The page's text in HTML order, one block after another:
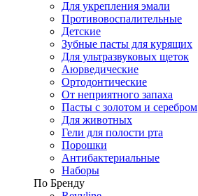
Для укрепления эмали
Противовоспалительные
Детские
Зубные пасты для курящих
Для ультразвуковых щеток
Аюрведические
Ортодонтические
От неприятного запаха
Пасты с золотом и серебром
Для животных
Гели для полости рта
Порошки
Антибактериальные
Наборы
По Бренду